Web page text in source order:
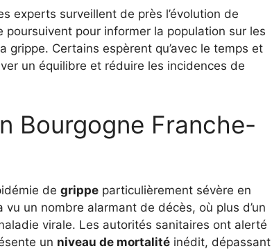
experts surveillent de près l’évolution de
poursuivent pour informer la population sur les
Certains espèrent qu’avec le temps et
un équilibre et réduire les incidences de
Bourgogne Franche-
de grippe particulièrement sévère en
un nombre alarmant de décès, où plus d’un
virale. Les autorités sanitaires ont alerté
un niveau de mortalité inédit, dépassant